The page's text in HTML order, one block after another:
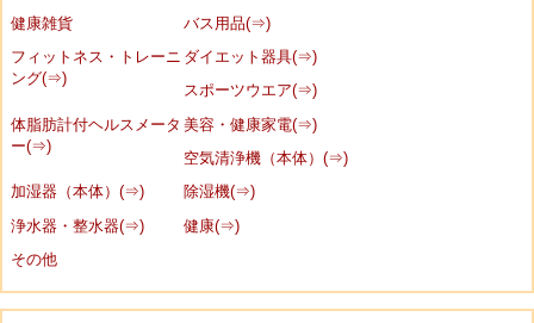
健康雑貨
バス用品(⇒)
フィットネス・トレーニ
ング(⇒)
ダイエット器具(⇒)
スポーツウエア(⇒)
体脂肪計付ヘルスメータ
ー(⇒)
美容・健康家電(⇒)
空気清浄機（本体）(⇒)
加湿器（本体）(⇒)
除湿機(⇒)
浄水器・整水器(⇒)
健康(⇒)
その他